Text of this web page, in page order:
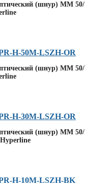
(шнур) MM 50/
H-50M-LSZH-OR
(шнур) MM 50/
H-30M-LSZH-OR
(шнур) MM
H-10M-LSZH-BK